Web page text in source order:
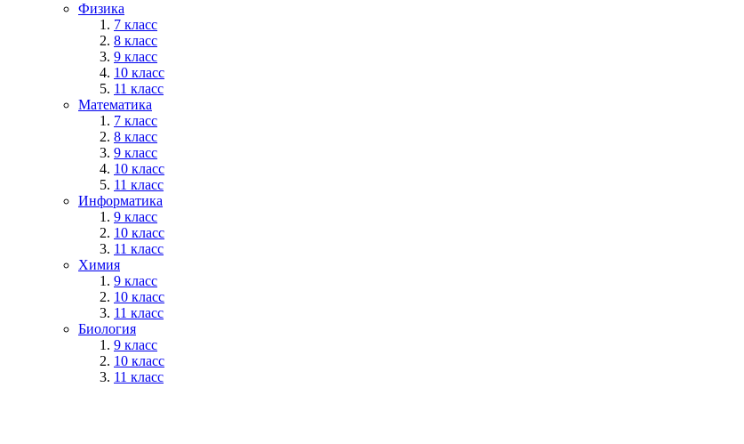
Физика
7 класс
8 класс
9 класс
10 класс
11 класс
Математика
7 класс
8 класс
9 класс
10 класс
11 класс
Информатика
9 класс
10 класс
11 класс
Химия
9 класс
10 класс
11 класс
Биология
9 класс
10 класс
11 класс